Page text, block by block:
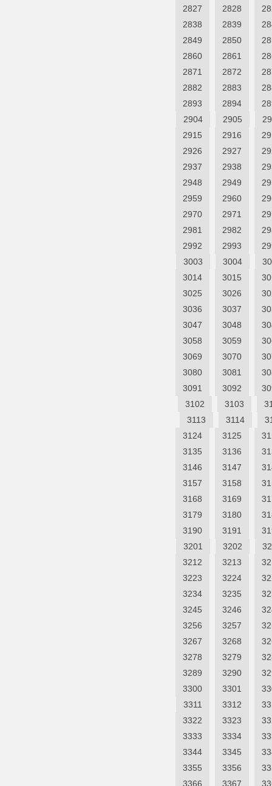
2827
2828
2838
2839
2849
2850
2860
2861
2871
2872
2882
2883
2893
2894
2904
2905
2915
2916
2926
2927
2937
2938
2948
2949
2959
2960
2970
2971
2981
2982
2992
2993
3003
3004
3014
3015
3025
3026
3036
3037
3047
3048
3058
3059
3069
3070
3080
3081
3091
3092
3102
3103
3113
3114
3124
3125
3135
3136
3146
3147
3157
3158
3168
3169
3179
3180
3190
3191
3201
3202
3212
3213
3223
3224
3234
3235
3245
3246
3256
3257
3267
3268
3278
3279
3289
3290
3300
3301
3311
3312
3322
3323
3333
3334
3344
3345
3355
3356
3366
3367